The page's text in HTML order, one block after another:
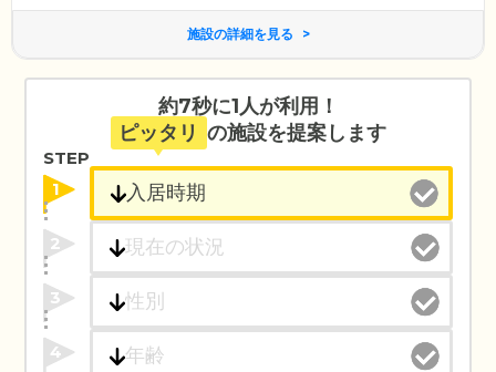
施設の詳細を見る
約7秒に1人が利用！
ピッタリ の施設を提案します
STEP
1
2
3
4